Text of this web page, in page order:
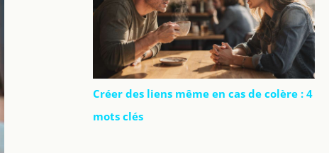
Créer des liens même en cas de colère : 4
mots clés